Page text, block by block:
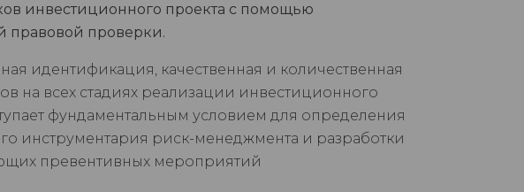
инвестиционного проекта с помощью
правовой проверки.
идентификация, качественная и количественная
на всех стадиях реализации инвестиционного
фундаментальным условием для определения
инструментария риск-менеджмента и разработки
превентивных мероприятий